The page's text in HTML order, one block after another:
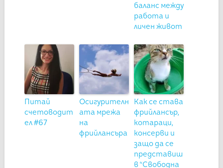
баланс между
работа и
личен живот
Питай
счетоводит
ел #67
Осигурителн
ата мрежа
на
фрийлансъра
Как се става
фрийлансър,
котараци,
консерви и
защо да се
представиш
в “Свободна